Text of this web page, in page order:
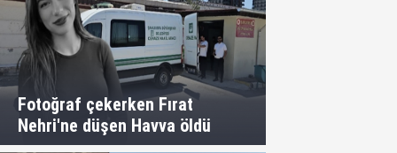
Fotoğraf çekerken Fırat
Nehri'ne düşen Havva öldü